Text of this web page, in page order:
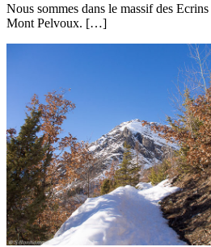
Nous sommes dans le massif des
Mont Pelvoux. […]